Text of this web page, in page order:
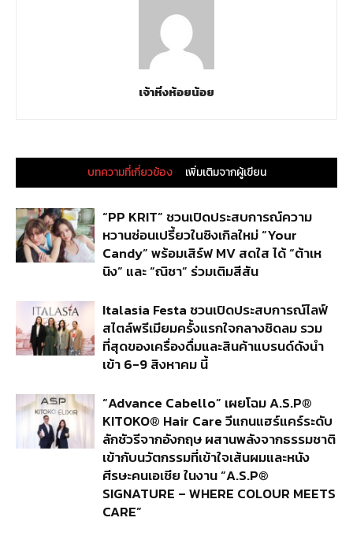
เจ้าหิ่งห้อยน้อย
บทความที่เกี่ยวข้อง เพิ่มเติมจากผู้เขียน
“PP KRIT” ชวนเปิดประสบการณ์ความ
หวานซ่อนเปรี้ยวในซิงเกิลใหม่ “Your
Candy” พร้อมเสิร์ฟ MV สดใส ได้ “ต้าเห
นิง” และ “ณิชา” ร่วมเติมสีสัน
Italasia Festa ชวนเปิดประสบการณ์ไลฟ์
สไตล์พรีเมียมครั้งแรกใจกลางชิดลม รวม
ที่สุดของเครื่องดื่มและสินค้าแบรนด์ดังนำ
เข้า 6-9 สิงหาคม นี้
“Advance Cabello” เผยโฉม A.S.P®
KITOKO® Hair Care วีแกนแฮร์แคร์ระดับ
ลักชัวรีจากอังกฤษ ผสานพลังจากธรรมชาติ
เข้ากับนวัตกรรมที่เข้าใจเส้นผมและหนัง
ศีรษะคนเอเชีย ในงาน “A.S.P®
SIGNATURE – WHERE COLOUR MEETS
CARE”